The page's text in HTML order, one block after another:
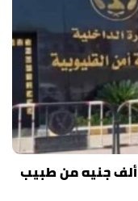
ضبط 5 متهمين بالاستيلاء على 300 ألف جنيه من طبيب